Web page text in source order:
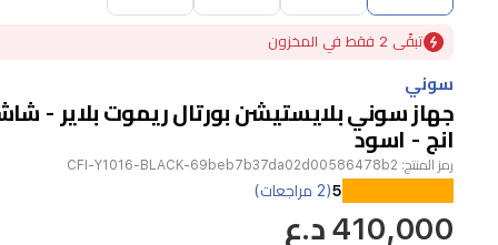
4
تبقًى 2 فقط في المخزون
سوني
انج - اسود
رمز المنتج: CFI-Y1016-BLACK-69beb7b37da02d00586478b2
بقوة
5(2 مراجعات)
410,000 د.ع